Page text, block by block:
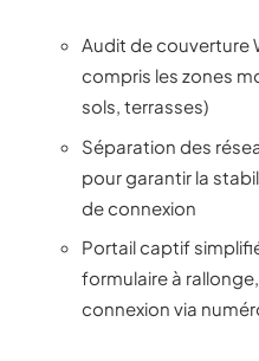
Audit de couverture
compris les zones
sols, terrasses)
Séparation des
pour garantir la
de connexion
Portail captif
formulaire à
connexion via